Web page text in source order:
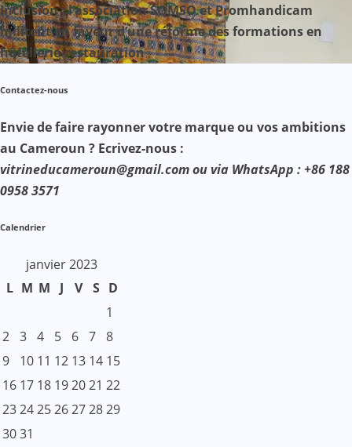
Inclusion : l’association SOMSO et Promhandicam
militent en faveur d’une réforme des formations en
hôtellerie-restauration
Contactez-nous
Envie de faire rayonner votre marque ou vos ambitions
au Cameroun ? Ecrivez-nous :
vitrineducameroun@gmail.com ou via WhatsApp : +86 188
0958 3571
Calendrier
janvier 2023
L M M J V S D
1
2 3 4 5 6 7 8
9
10 11 12 13 14 15
16 17 18 192021 22
23242526272829
3031